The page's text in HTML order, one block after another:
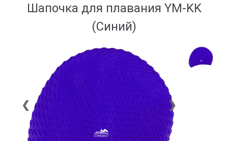
Шапочка для плавания YM-KK
(Синий)
❮ ❯